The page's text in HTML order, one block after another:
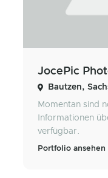
JocePic
Bautzen,
Momentan sind
Informationen
verfügbar.
Portfolio ansehen